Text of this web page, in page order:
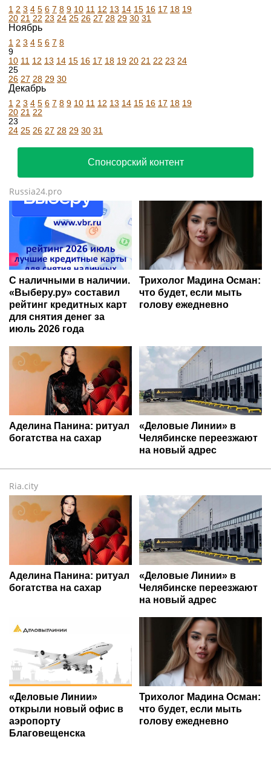
1 2 3 4 5 6 7 8 9 10 11 12 13 14 15 16 17 18 19
20 21 22 23 24 25 26 27 28 29 30 31
Ноябрь
1 2 3 4 5 6 7 8
9
10 11 12 13 14 15 16 17 18 19 20 21 22 23 24
25
26 27 28 29 30
Декабрь
1 2 3 4 5 6 7 8 9 10 11 12 13 14 15 16 17 18 19
20 21 22
23
24 25 26 27 28 29 30 31
Спонсорский контент
Russia24.pro
С наличными в наличии.
«Выберу.ру» составил
рейтинг кредитных карт
для снятия денег за
июль 2026 года
Трихолог Мадина Осман:
что будет, если мыть
голову ежедневно
Аделина Панина: ритуал
богатства на сахар
«Деловые Линии» в
Челябинске переезжают
на новый адрес
Ria.city
Аделина Панина: ритуал
богатства на сахар
«Деловые Линии» в
Челябинске переезжают
на новый адрес
«Деловые Линии»
открыли новый офис в
аэропорту
Благовещенска
Трихолог Мадина Осман:
что будет, если мыть
голову ежедневно